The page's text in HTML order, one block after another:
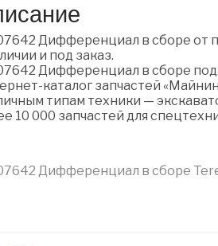
Дифференциал в сборе от
и под заказ.
Дифференциал в сборе
каталог запчастей
типам техники —
10 000 запчастей для
Дифференциал в сборе